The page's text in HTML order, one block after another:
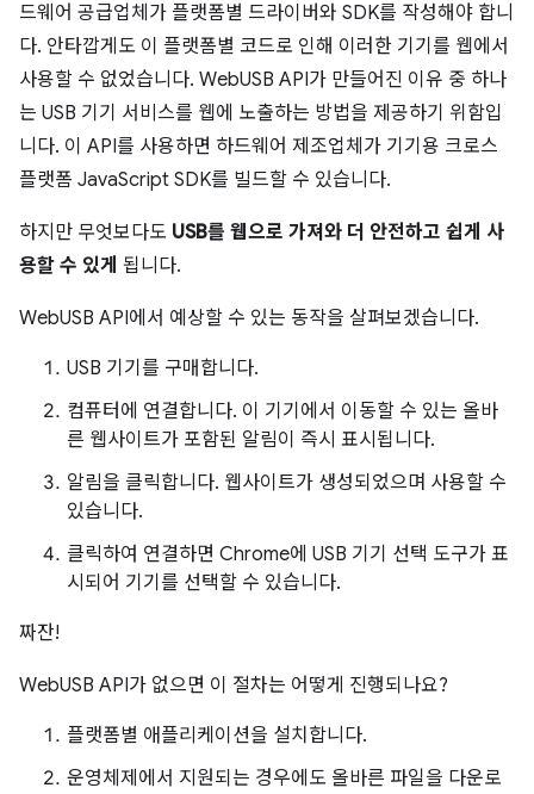
드웨어 공급업체가 플랫폼별 드라이버와 SDK를 작성해야 합니
다. 안타깝게도 이 플랫폼별 코드로 인해 이러한 기기를 웹에서
사용할 수 없었습니다. WebUSB API가 만들어진 이유 중 하나
는 USB 기기 서비스를 웹에 노출하는 방법을 제공하기 위함입
니다. 이 API를 사용하면 하드웨어 제조업체가 기기용 크로스
플랫폼 JavaScript SDK를 빌드할 수 있습니다.
하지만 무엇보다도 USB를 웹으로 가져와 더 안전하고 쉽게 사
용할 수 있게 됩니다.
WebUSB API에서 예상할 수 있는 동작을 살펴보겠습니다.
USB 기기를 구매합니다.
컴퓨터에 연결합니다. 이 기기에서 이동할 수 있는 올바
른 웹사이트가 포함된 알림이 즉시 표시됩니다.
알림을 클릭합니다. 웹사이트가 생성되었으며 사용할 수
있습니다.
클릭하여 연결하면 Chrome에 USB 기기 선택 도구가 표
시되어 기기를 선택할 수 있습니다.
짜잔!
WebUSB API가 없으면 이 절차는 어떻게 진행되나요?
플랫폼별 애플리케이션을 설치합니다.
운영체제에서 지원되는 경우에도 올바른 파일을 다운로